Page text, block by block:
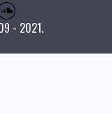
- 2021.